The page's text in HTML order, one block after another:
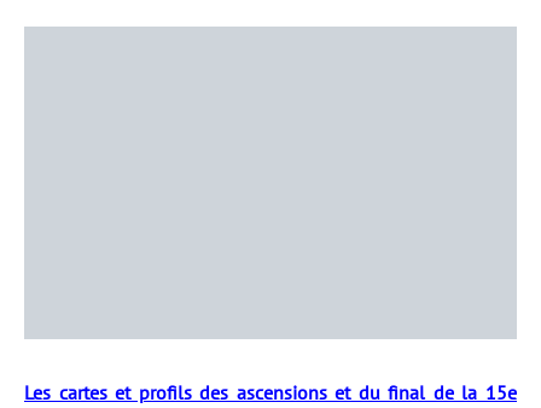
Les cartes et profils des ascensions et du final de la 15e